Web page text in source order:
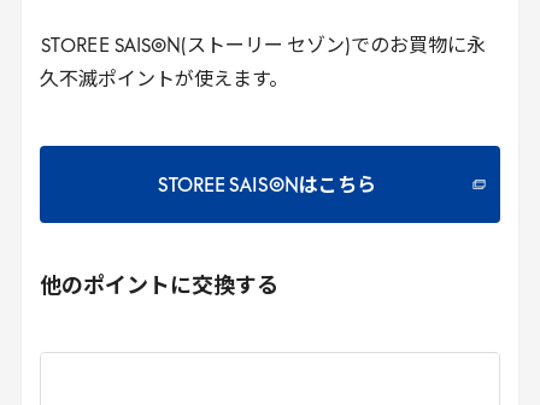
STOREE SAISON(ストーリー セゾン)でのお買物に永
久不滅ポイントが使えます。
STOREE SAISONはこちら
他のポイントに交換する